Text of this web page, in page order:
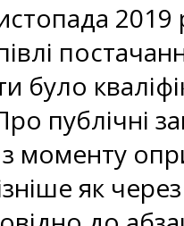
було
публічні
з моменту
як